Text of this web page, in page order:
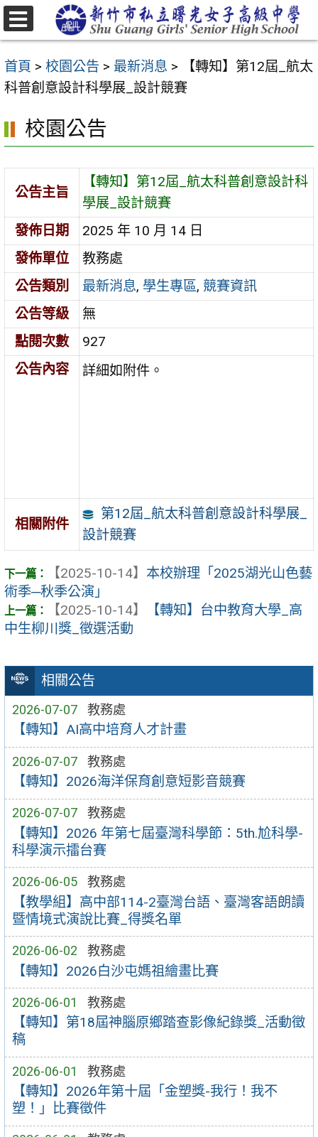
跳
至
要
內
區
首頁 > 校園公告 > 最新消息 >
【轉知】第12屆_航太
科普創意設計科學展_設計競賽
相關公告
2026-07-07 教務處
【轉知】AI高中培育人才計畫
2026-07-07 教務處
【轉知】2026海洋保育創意短影音競賽
2026-07-07 教務處
【轉知】2026 年第七屆臺灣科學節：5th.尬科學-
科學演示擂台賽
2026-06-05 教務處
【教學組】高中部114-2臺灣台語、臺灣客語朗讀
暨情境式演說比賽_得獎名單
2026-06-02 教務處
【轉知】2026白沙屯媽祖繪畫比賽
2026-06-01 教務處
【轉知】第18屆神腦原鄉踏查影像紀錄獎_活動徵
稿
2026-06-01 教務處
【轉知】2026年第十屆「金塑獎-我行！我不
塑！」比賽徵件
校園公告
公告主旨
【轉知】第12屆_航太科普創意設計科
學展_設計競賽
發佈日期
2025 年 10 月 14 日
發佈單位
教務處
公告類別
最新消息, 學生專區, 競賽資訊
公告等級
無
點閱次數
927
公告內容
詳細如附件。
相關附件
第12屆_航太科普創意設計科學展_
設計競賽
【2025-10-14】 本校辦理「2025湖光山色藝
術季─秋季公演」
【2025-10-14】
【轉知】台中教育大學_高
中生柳川獎_徵選活動
選
單